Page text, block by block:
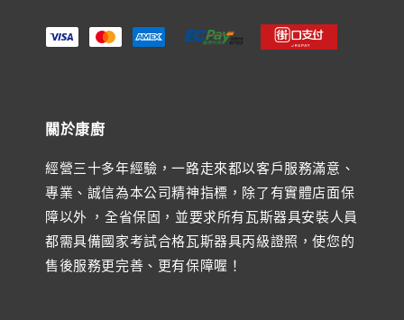
關於康廚
經營三十多年經驗，一路走來都以客戶服務滿意、
專業、誠信為本公司精神指標，除了有實體店面保
障以外 ，全省保固，並要求所有瓦斯器具安裝人員
都需具備國家考試合格瓦斯器具丙級證照，使您的
售後服務更完善、更有保障喔！